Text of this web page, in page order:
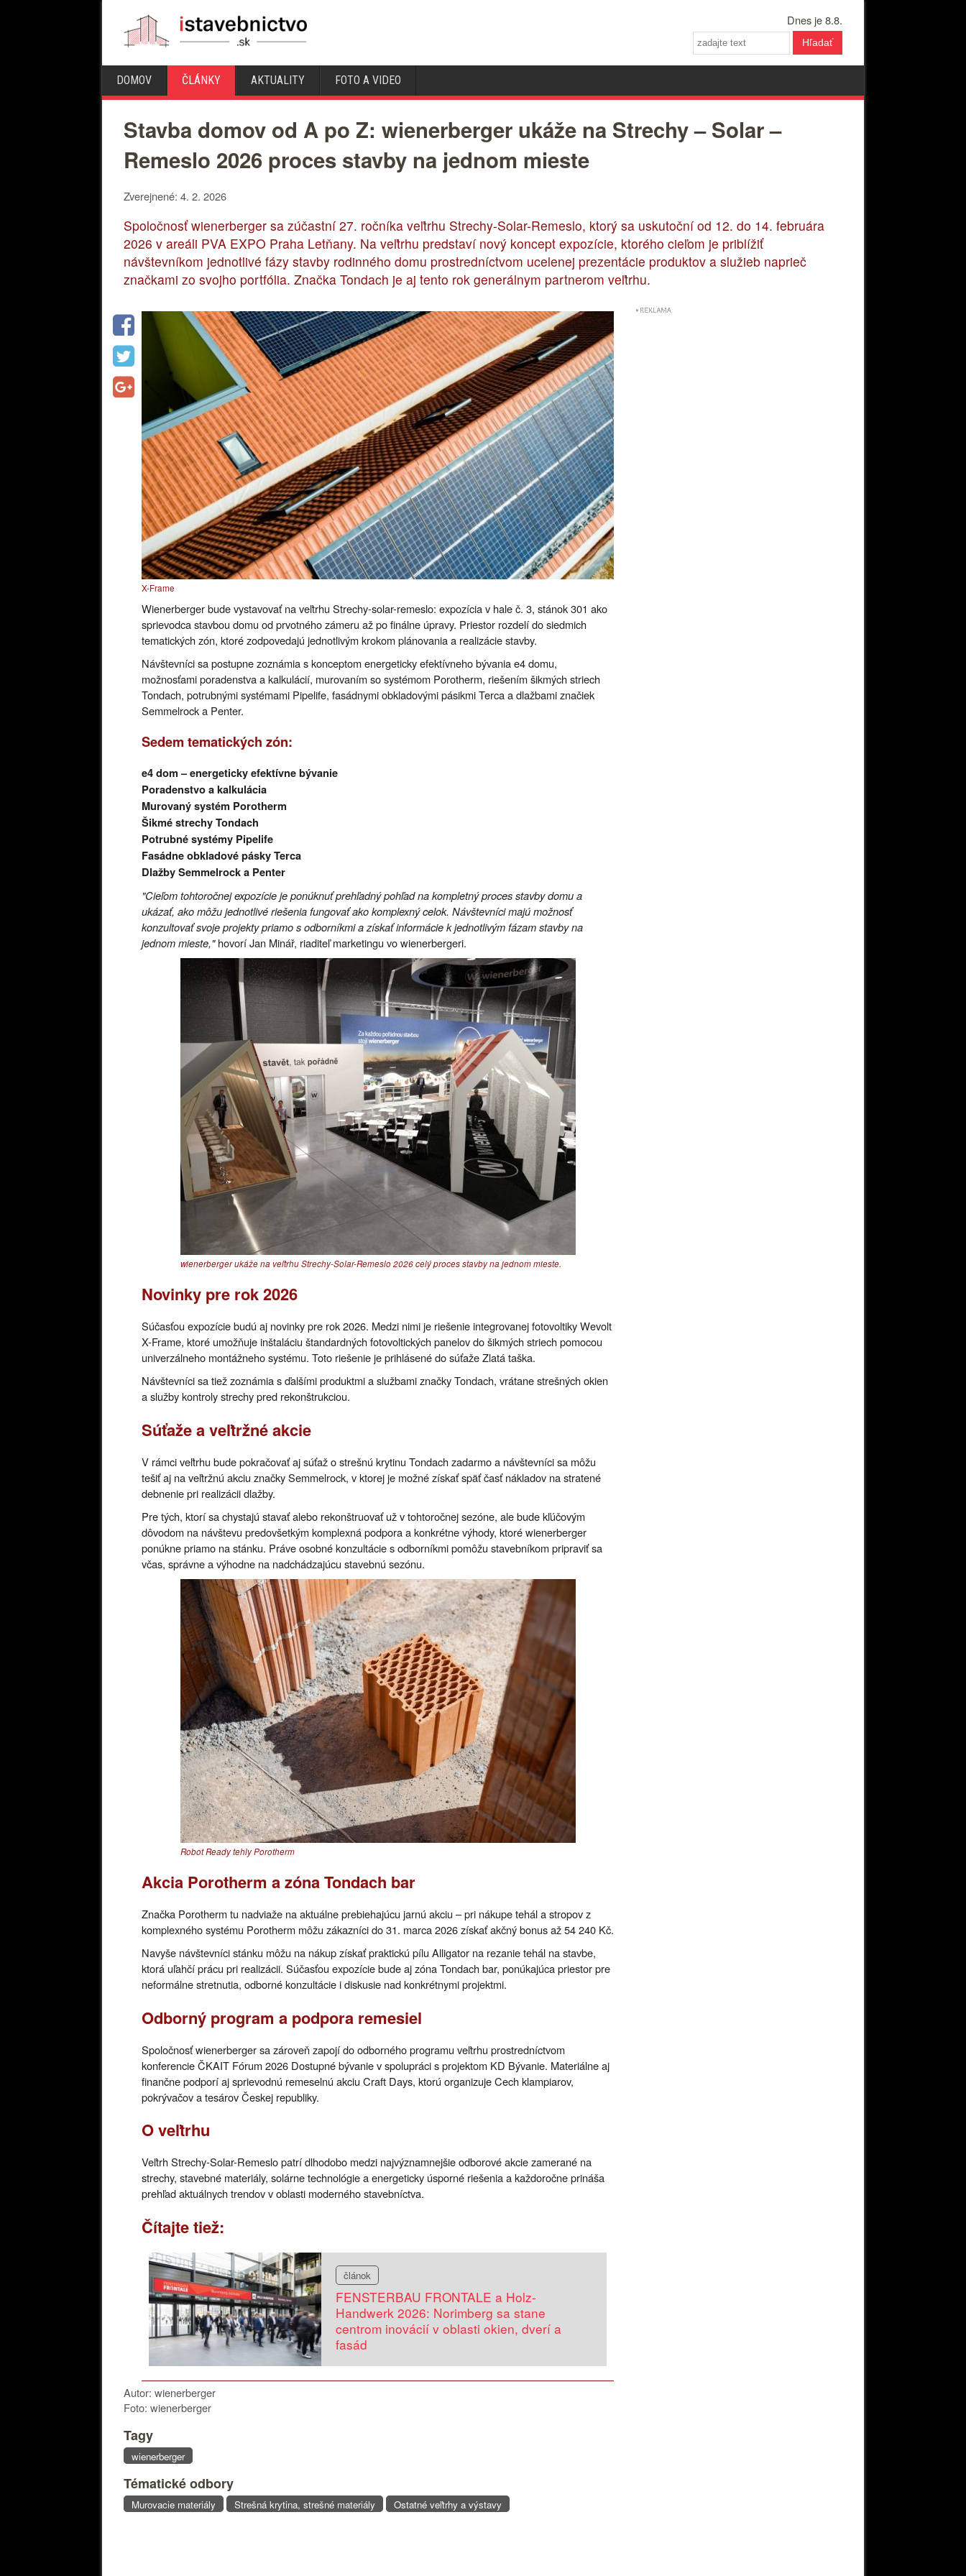
Dnes je 8.8.
Hľadať
DOMOV ČLÁNKY AKTUALITY FOTO A VIDEO
Stavba domov od A po Z: wienerberger ukáže na Strechy – Solar –
Remeslo 2026 proces stavby na jednom mieste
Zverejnené: 4. 2. 2026
Spoločnosť wienerberger sa zúčastní 27. ročníka veľtrhu Strechy-Solar-Remeslo, ktorý sa uskutoční od 12. do 14. februára
2026 v areáli PVA EXPO Praha Letňany. Na veľtrhu predstaví nový koncept expozície, ktorého cieľom je priblížiť
návštevníkom jednotlivé fázy stavby rodinného domu prostredníctvom ucelenej prezentácie produktov a služieb naprieč
značkami zo svojho portfólia. Značka Tondach je aj tento rok generálnym partnerom veľtrhu.
X-Frame
Wienerberger bude vystavovať na veľtrhu Strechy-solar-remeslo: expozícia v hale č. 3, stánok 301 ako
sprievodca stavbou domu od prvotného zámeru až po finálne úpravy. Priestor rozdelí do siedmich
tematických zón, ktoré zodpovedajú jednotlivým krokom plánovania a realizácie stavby.
Návštevníci sa postupne zoznámia s konceptom energeticky efektívneho bývania e4 domu,
možnosťami poradenstva a kalkulácií, murovaním so systémom Porotherm, riešením šikmých striech
Tondach, potrubnými systémami Pipelife, fasádnymi obkladovými pásikmi Terca a dlažbami značiek
Semmelrock a Penter.
Sedem tematických zón:
e4 dom – energeticky efektívne bývanie
Poradenstvo a kalkulácia
Murovaný systém Porotherm
Šikmé strechy Tondach
Potrubné systémy Pipelife
Fasádne obkladové pásky Terca
Dlažby Semmelrock a Penter
"Cieľom tohtoročnej expozície je ponúknuť prehľadný pohľad na kompletný proces stavby domu a
ukázať, ako môžu jednotlivé riešenia fungovať ako komplexný celok. Návštevníci majú možnosť
konzultovať svoje projekty priamo s odborníkmi a získať informácie k jednotlivým fázam stavby na
jednom mieste,"hovorí Jan Minář, riaditeľ marketingu vo wienerbergeri.
wienerberger ukáže na veľtrhu Strechy-Solar-Remeslo 2026 celý proces stavby na jednom mieste.
Novinky pre rok 2026
Súčasťou expozície budú aj novinky pre rok 2026. Medzi nimi je riešenie integrovanej fotovoltiky Wevolt
X-Frame, ktoré umožňuje inštaláciu štandardných fotovoltických panelov do šikmých striech pomocou
univerzálneho montážneho systému. Toto riešenie je prihlásené do súťaže Zlatá taška.
Návštevníci sa tiež zoznámia s ďalšími produktmi a službami značky Tondach, vrátane strešných okien
a služby kontroly strechy pred rekonštrukciou.
Súťaže a veľtržné akcie
V rámci veľtrhu bude pokračovať aj súťaž o strešnú krytinu Tondach zadarmo a návštevníci sa môžu
tešiť aj na veľtržnú akciu značky Semmelrock, v ktorej je možné získať späť časť nákladov na stratené
debnenie pri realizácii dlažby.
Pre tých, ktorí sa chystajú stavať alebo rekonštruovať už v tohtoročnej sezóne, ale bude kľúčovým
dôvodom na návštevu predovšetkým komplexná podpora a konkrétne výhody, ktoré wienerberger
ponúkne priamo na stánku. Práve osobné konzultácie s odborníkmi pomôžu stavebníkom pripraviť sa
včas, správne a výhodne na nadchádzajúcu stavebnú sezónu.
Robot Ready tehly Porotherm
Akcia Porotherm a zóna Tondach bar
Značka Porotherm tu nadviaže na aktuálne prebiehajúcu jarnú akciu – pri nákupe tehál a stropov z
komplexného systému Porotherm môžu zákazníci do 31. marca 2026 získať akčný bonus až 54 240 Kč.
Navyše návštevníci stánku môžu na nákup získať praktickú pílu Alligator na rezanie tehál na stavbe,
ktorá uľahčí prácu pri realizácii. Súčasťou expozície bude aj zóna Tondach bar, ponúkajúca priestor pre
neformálne stretnutia, odborné konzultácie i diskusie nad konkrétnymi projektmi.
Odborný program a podpora remesiel
Spoločnosť wienerberger sa zároveň zapojí do odborného programu veľtrhu prostredníctvom
konferencie ČKAIT Fórum 2026 Dostupné bývanie v spolupráci s projektom KD Bývanie. Materiálne aj
finančne podporí aj sprievodnú remeselnú akciu Craft Days, ktorú organizuje Cech klampiarov,
pokrývačov a tesárov Českej republiky.
O veľtrhu
Veľtrh Strechy-Solar-Remeslo patrí dlhodobo medzi najvýznamnejšie odborové akcie zamerané na
strechy, stavebné materiály, solárne technológie a energeticky úsporné riešenia a každoročne prináša
prehľad aktuálnych trendov v oblasti moderného stavebníctva.
Čítajte tiež:
článok
FENSTERBAU FRONTALE a Holz-
Handwerk 2026: Norimberg sa stane
centrom inovácií v oblasti okien, dverí a
fasád
Autor: wienerberger
Foto: wienerberger
Tagy
wienerberger
Tématické odbory
Murovacie materiály Strešná krytina, strešné materiály Ostatné veľtrhy a výstavy